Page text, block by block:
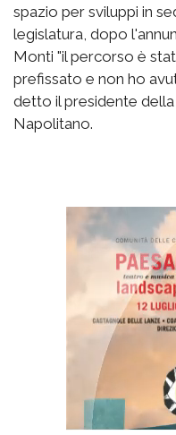
spazio per sviluppi in
legislatura, dopo
Monti "il percorso è
prefissato e non ho
detto il presidente
Napolitano.